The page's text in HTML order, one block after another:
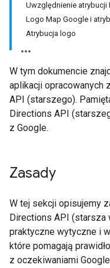
Uwzględnienie atrybucji
Logo Map Google i
Atrybucja logo
W tym dokumencie
aplikacji opracowanych
API (starszego).
Directions API
z Google.
Zasady
W tej sekcji opisujemy
Directions API (starsza
praktyczne wytyczne i
które pomagają
z oczekiwaniami